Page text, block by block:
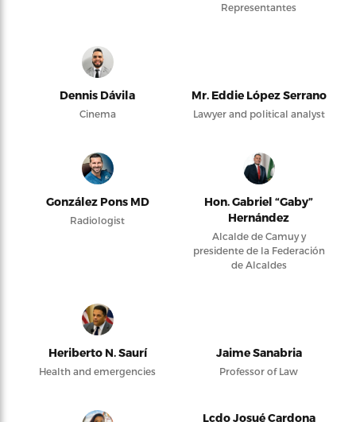
Representantes
Dennis Dávila
Cinema
Mr. Eddie López Serrano
Lawyer and political analyst
González Pons MD
Radiologist
Hon. Gabriel “Gaby”
Hernández
Alcalde de Camuy y
presidente de la Federación
de Alcaldes
Heriberto N. Saurí
Health and emergencies
Jaime Sanabria
Professor of Law
Lcdo Josué Cardona